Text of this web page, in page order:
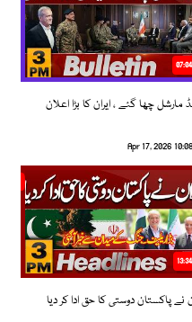
07:04
مارشل چھا گئے ، ایران کا بڑا اعلان
Apr 17, 2026
13:34
نے پاکستان دوستی کا حق ادا کر دیا